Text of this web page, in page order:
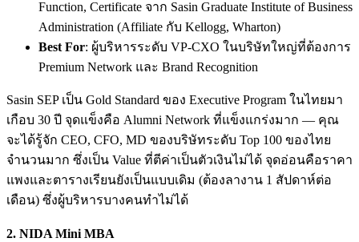
Function, Certificate จาก Sasin Graduate Institute of Business
Administration (Affiliate กับ Kellogg, Wharton)
Best For: ผู้บริหารระดับ VP-CXO ในบริษัทใหญ่ที่ต้องการ
Premium Network และ Brand Recognition
Sasin SEP เป็น Gold Standard ของ Executive Program ในไทยมา
เกือบ 30 ปี จุดแข็งคือ Alumni Network ที่แข็งแกร่งมาก — คุณ
จะได้รู้จัก CEO, CFO, MD ของบริษัทระดับ Top 100 ของไทย
จำนวนมาก ซึ่งเป็น Value ที่ตีค่าเป็นตัวเงินไม่ได้ จุดอ่อนคือราคา
แพงและตารางเรียนยังเป็นแบบเดิม (ต้องลางาน 1 สัปดาห์ต่อ
เดือน) ซึ่งผู้บริหารบางคนทำไม่ได้
2. NIDA Mini MBA